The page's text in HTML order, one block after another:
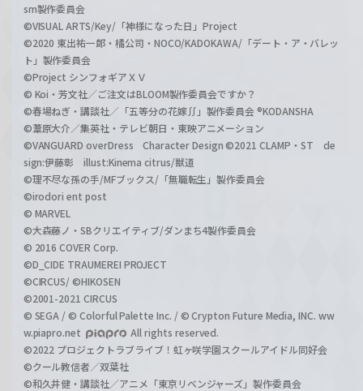
sm製作委員会
©VISUAL ARTS/Key/「神様になった日」Project
©2020 東出祐一郎・橘公司・NOCO/KADOKAWA/「デート・ア・バレッ
ト」製作委員会
©Project シンフォギアＸＶ
© Koi・芳文社／ご注文はBLOOM製作委員会ですか？
©春場ねぎ・講談社／「五等分の花嫁∬」製作委員会 ®KODANSHA
©葦原大介／集英社・テレビ朝日・東映アニメーション
©VANGUARD overDress Character Design ©2021 CLAMP・ST de
sign:伊藤彰 illust:Kinema citrus/獣道
©理不尽な孫の手/MFブックス/「無職転生」製作委員会
©irodori ent post
© MARVEL
©大森藤ノ・SBクリエイティブ/ダンまち4製作委員会
© 2016 COVER Corp.
©D_CIDE TRAUMEREI PROJECT
©CIRCUS/ ©HIKOSEN
©2001-2021 CIRCUS
© SEGA / © Colorful Palette Inc. / © Crypton Future Media, INC. ww
w.piapro.net
All rights reserved.
©2022 プロジェクトラブライブ！虹ヶ咲学園スクールアイドル同好会
©クール教信者／双葉社
©和久井健・講談社／アニメ「東京リベンジャーズ」製作委員会